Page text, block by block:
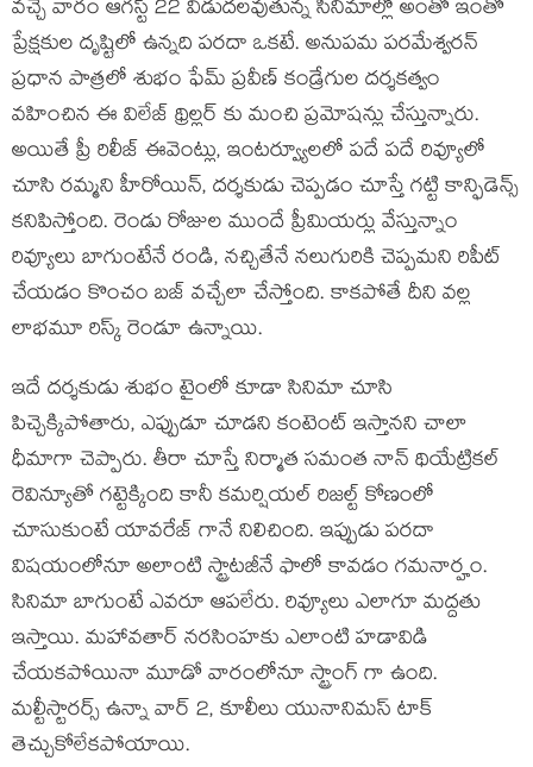
వచ్చే వారం ఆగస్ట్ 22 విడుదలవుతున్న సినిమాల్లో అంతో ఇంతో
ప్రేక్షకుల దృష్టిలో ఉన్నది పరదా ఒకటే. అనుపమ పరమేశ్వరన్
ప్రధాన పాత్రలో శుభం ఫేమ్ ప్రవీణ్ కండ్రేగుల దర్శకత్వం
వహించిన ఈ విలేజ్ థ్రిల్లర్ కు మంచి ప్రమోషన్లు చేస్తున్నారు.
అయితే ప్రీ రిలీజ్ ఈవెంట్లు, ఇంటర్వ్యూలలో పదే పదే రివ్యూలో
చూసి రమ్మని హీరోయిన్, దర్శకుడు చెప్పడం చూస్తే గట్టి కాన్ఫిడెన్స్
కనిపిస్తోంది. రెండు రోజుల ముందే ప్రీమియర్లు వేస్తున్నాం
రివ్యూలు బాగుంటేనే రండి, నచ్చితేనే నలుగురికి చెప్పమని రిపీట్
చేయడం కొంచం బజ్ వచ్చేలా చేస్తోంది. కాకపోతే దీని వల్ల
లాభమూ రిస్క్ రెండూ ఉన్నాయి.
ఇదే దర్శకుడు శుభం టైంలో కూడా సినిమా చూసి
పిచ్చెక్కిపోతారు, ఎప్పుడూ చూడని కంటెంట్ ఇస్తానని చాలా
ధీమాగా చెప్పారు. తీరా చూస్తే నిర్మాత సమంత నాన్ థియేట్రికల్
రెవిన్యూతో గట్టెక్కింది కానీ కమర్షియల్ రిజల్ట్ కోణంలో
చూసుకుంటే యావరేజ్ గానే నిలిచింది. ఇప్పుడు పరదా
విషయంలోనూ అలాంటి స్ట్రాటజీనే ఫాలో కావడం గమనార్హం.
సినిమా బాగుంటే ఎవరూ ఆపలేరు. రివ్యూలు ఎలాగూ మద్దతు
ఇస్తాయి. మహావతార్ నరసింహకు ఎలాంటి హడావిడి
చేయకపోయినా మూడో వారంలోనూ స్ట్రాంగ్ గా ఉంది.
మల్టీస్టారర్స్ ఉన్నా వార్ 2, కూలీలు యునానిమస్ టాక్
తెచ్చుకోలేకపోయాయి.